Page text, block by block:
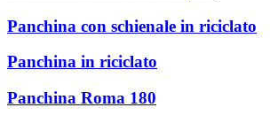
Panchina con schienale in riciclato
Panchina in riciclato
Panchina Roma 180